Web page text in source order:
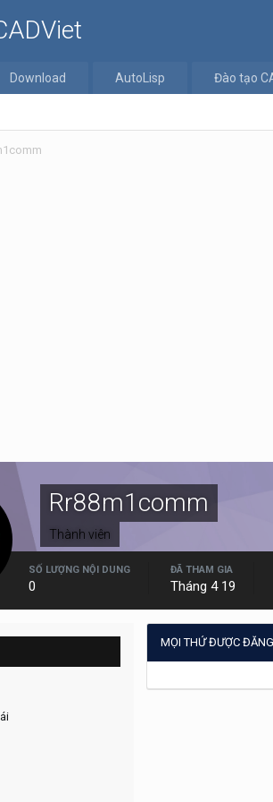
Download AutoLisp Đào tạo
Rr88m1comm
Thành viên
SỐ LƯỢNG NỘI DUNG
0
ĐÃ THAM GIA
Tháng 4 19
MỌI THỨ ĐƯỢC